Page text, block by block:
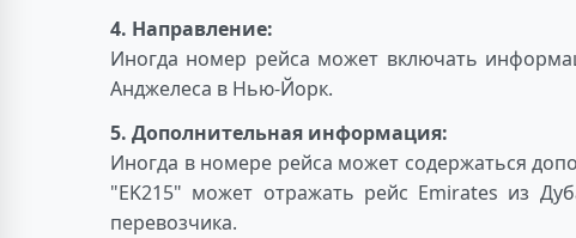
4. Направление:
Иногда номер рейса может включать
Анджелеса в Нью-Йорк.
5. Дополнительная информация:
Иногда в номере рейса может содержаться
"EK215" может отражать рейс Emirates из
перевозчика.